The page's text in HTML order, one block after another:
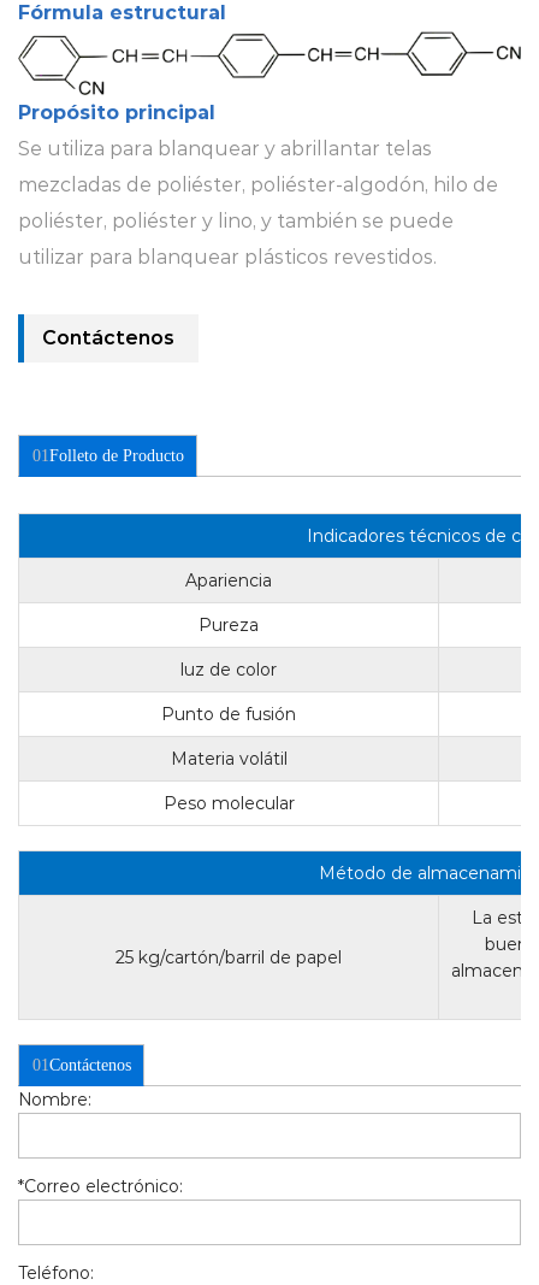
Fórmula estructural
Propósito principal
Se utiliza para blanquear y abrillantar telas
mezcladas de poliéster, poliéster-algodón, hilo de
poliéster, poliéster y lino, y también se puede
utilizar para blanquear plásticos revestidos.
Contáctenos
01Folleto de Producto
Indicadores técnicos de
Apariencia
Pureza
luz de color
Punto de fusión
Materia volátil
Peso molecular
Método de
25 kg/cartón/barril de papel
La
01Contáctenos
Nombre:
*Correo electrónico:
Teléfono: